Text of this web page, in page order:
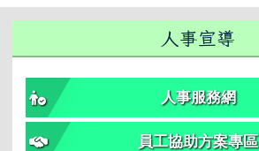
人事宣導
人事服務網
員工協助方案專區